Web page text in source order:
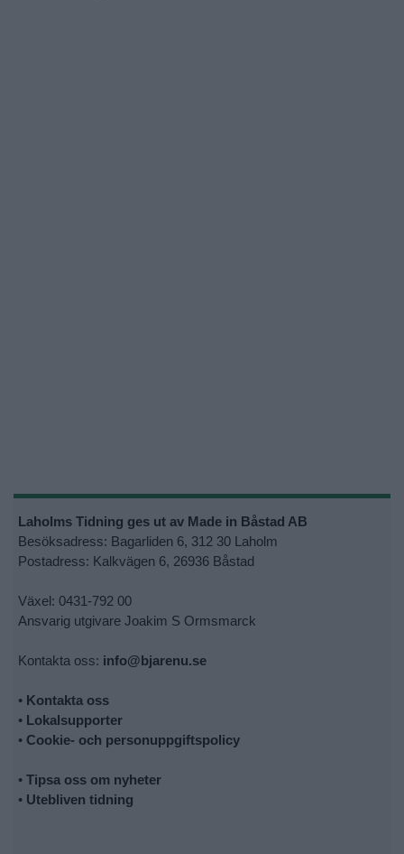
Laholms Tidning ges ut av Made in Båstad AB
Besöksadress: Bagarliden 6, 312 30 Laholm
Postadress: Kalkvägen 6, 26936 Båstad
Växel: 0431-792 00
Ansvarig utgivare Joakim S Ormsmarck
Kontakta oss: info@bjarenu.se
• Kontakta oss
• Lokalsupporter
• Cookie- och personuppgiftspolicy
• Tipsa oss om nyheter
• Utebliven tidning